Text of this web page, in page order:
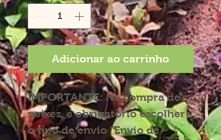
Adicionar ao carrinho
IMPORTANTE:Na compra de
peixes, é obrigatório escolher
o tipo de envio "Envio de